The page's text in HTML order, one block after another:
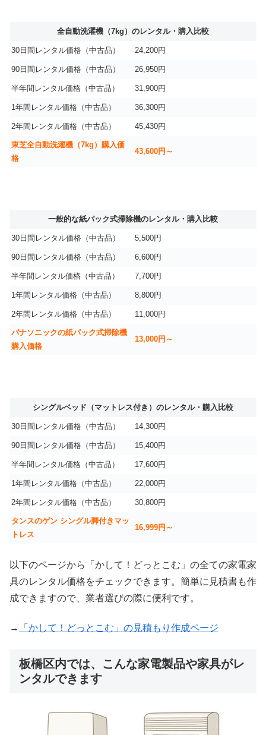
全自動洗濯機（7kg）のレンタル・購入比較
30日間レンタル価格（中古品） 24,200円
90日間レンタル価格（中古品） 26,950円
半年間レンタル価格（中古品） 31,900円
1年間レンタル価格（中古品） 36,300円
2年間レンタル価格（中古品） 45,430円
東芝全自動洗濯機（7kg）購入価
格
43,600円～
一般的な紙パック式掃除機のレンタル・購入比較
30日間レンタル価格（中古品） 5,500円
90日間レンタル価格（中古品） 6,600円
半年間レンタル価格（中古品） 7,700円
1年間レンタル価格（中古品） 8,800円
2年間レンタル価格（中古品） 11,000円
パナソニックの紙パック式掃除機
購入価格
13,000円～
シングルベッド（マットレス付き）のレンタル・購入比較
30日間レンタル価格（中古品） 14,300円
90日間レンタル価格（中古品） 15,400円
半年間レンタル価格（中古品） 17,600円
1年間レンタル価格（中古品） 22,000円
2年間レンタル価格（中古品） 30,800円
タンスのゲン シングル脚付きマッ
トレス
16,999円～
以下のページから「かして！どっとこむ」の全ての家電家
具のレンタル価格をチェックできます。簡単に見積書も作
成できますので、業者選びの際に便利です。
→ 「かして！どっとこむ」の見積もり作成ページ
板橋区内では、こんな家電製品や家具がレ
ンタルできます